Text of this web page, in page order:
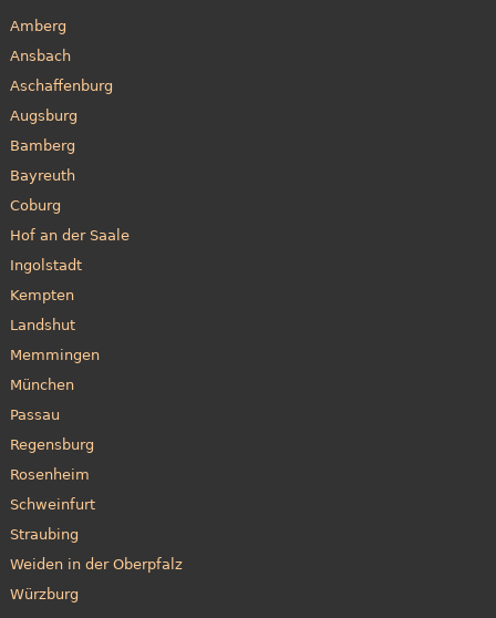
Amberg
Ansbach
Aschaffenburg
Augsburg
Bamberg
Bayreuth
Coburg
Hof an der Saale
Ingolstadt
Kempten
Landshut
Memmingen
München
Passau
Regensburg
Rosenheim
Schweinfurt
Straubing
Weiden in der Oberpfalz
Würzburg